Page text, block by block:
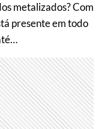
metalizados? Com
presente em todo